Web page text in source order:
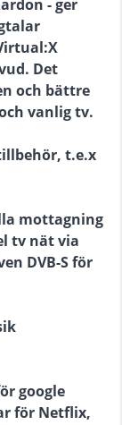
- ger
Det
och bättre
vanlig tv.
t.e.x
mottagning
tv nät via
DVB-S för
google
för Netflix,